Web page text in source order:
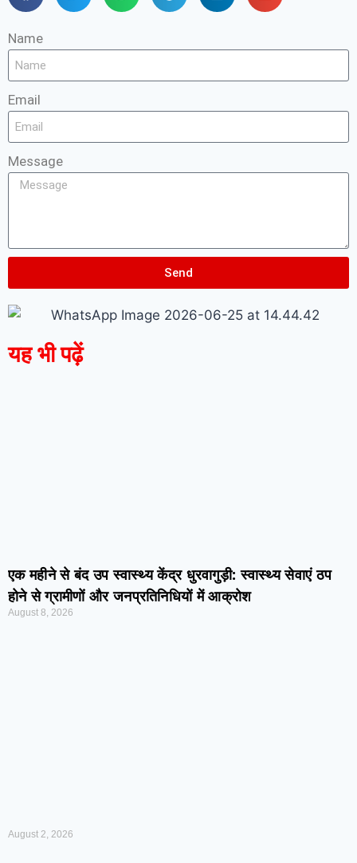
Name
Email
Message
Send
यह भी पढ़ें
एक महीने से बंद उप स्वास्थ्य केंद्र धुरवागुड़ी: स्वास्थ्य सेवाएं ठप
होने से ग्रामीणों और जनप्रतिनिधियों में आक्रोश
August 8, 2026
August 2, 2026